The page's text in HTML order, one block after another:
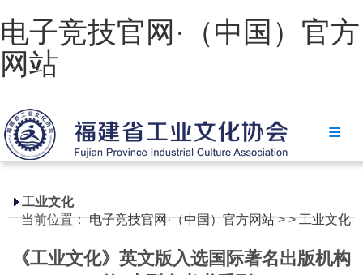
电子竞技官网·（中国）官方
网站
电子竞技官网·（中国）官方网站
协会简介
电子竞技官网·（中国）官方网站
省级政策
工业文化
当前位置：电子竞技官网·（中国）官方网站>>工业文化
《工业文化》英文版入选国际著名出版机构